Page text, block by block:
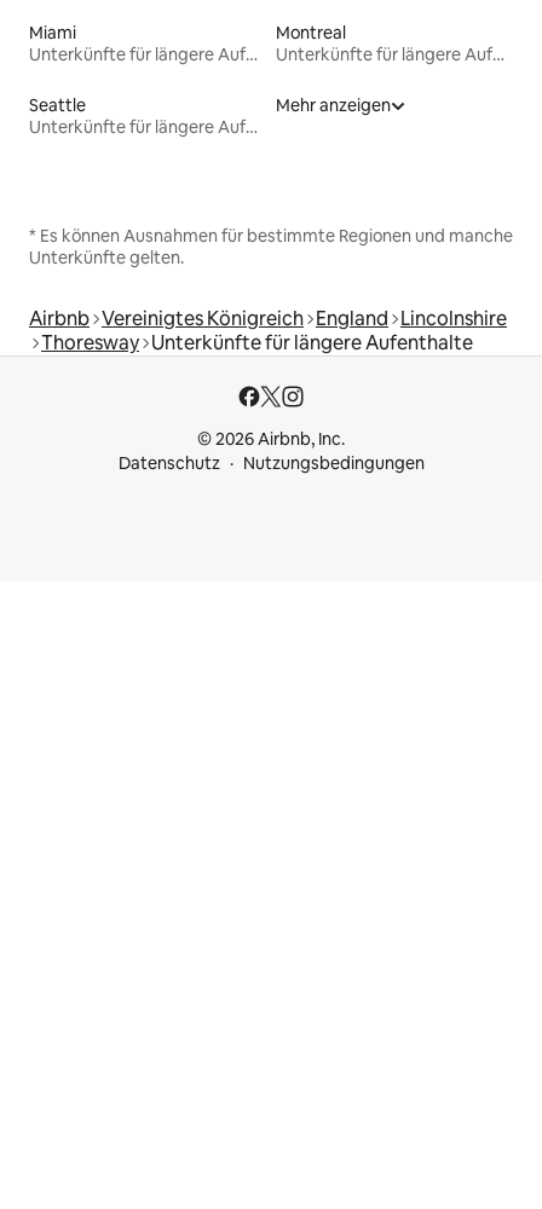
Miami
Unterkünfte für längere Aufenthalte
Montreal
Unterkünfte für längere Aufenthalte
Seattle
Unterkünfte für längere Aufenthalte
Mehr anzeigen
* Es können Ausnahmen für bestimmte Regionen und manche
Unterkünfte gelten.
Airbnb Vereinigtes Königreich England Lincolnshire
Thoresway Unterkünfte für längere Aufenthalte
© 2026 Airbnb, Inc.
Datenschutz
Nutzungsbedingungen